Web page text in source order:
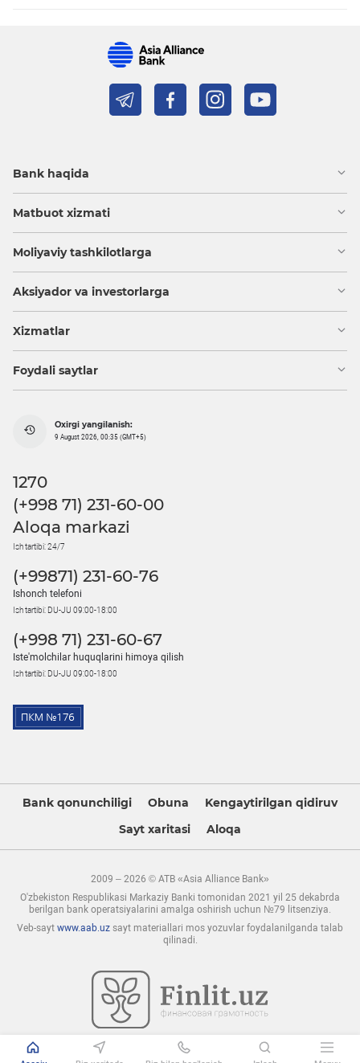
Bank haqida
Matbuot xizmati
Moliyaviy tashkilotlarga
Aksiyador va investorlarga
Xizmatlar
Foydali saytlar
Oxirgi yangilanish:
9 August 2026, 00:35 (GMT+5)
1270
(+998 71) 231-60-00
Aloqa markazi
Ish tartibi: 24/7
(+99871) 231-60-76
Ishonch telefoni
Ish tartibi: DU-JU 09:00-18:00
(+998 71) 231-60-67
Iste'molchilar huquqlarini himoya qilish
Ish tartibi: DU-JU 09:00-18:00
Bank qonunchiligi Obuna
Kengaytirilgan qidiruv
Sayt xaritasi
Aloqa
2009 – 2026 © ATB «Asia Alliance Bank»
O'zbekiston Respublikasi Markaziy Banki tomonidan 2021 yil 25 dekabrda
berilgan bank operatsiyalarini amalga oshirish uchun №79 litsenziya.
Veb-sayt www.aab.uz sayt materiallari mos yozuvlar foydalanilganda talab
qilinadi.